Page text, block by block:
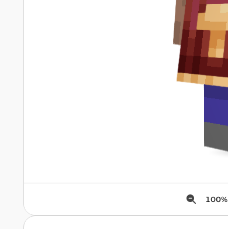
100%